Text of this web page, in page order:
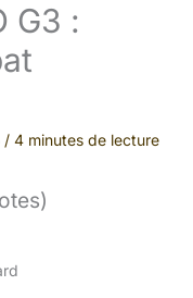
G3 :
/ 4 minutes de lecture